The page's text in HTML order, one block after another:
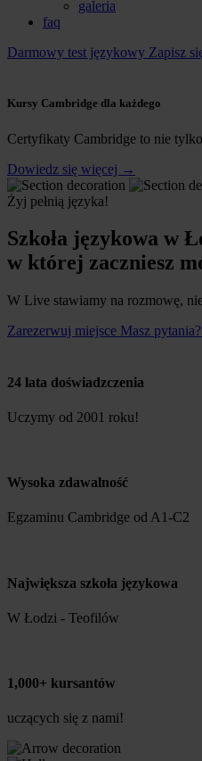
galeria
faq
Darmowy test językowy Zapisz
Kursy Cambridge dla każdego
Certyfikaty Cambridge to nie
Dowiedz się więcej →
Żyj pełnią języka!
Szkoła językowa w
w której zaczniesz
W Live stawiamy na rozmowę,
Zarezerwuj miejsce Masz
24 lata doświadzczenia
Uczymy od 2001 roku!
Wysoka zdawalność
Egzaminu Cambridge od A1-C2
Największa szkoła językowa
W Łodzi - Teofilów
1,000+ kursantów
uczących się z nami!